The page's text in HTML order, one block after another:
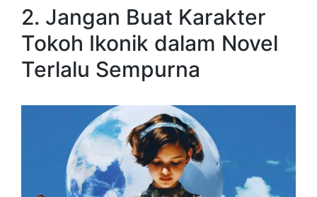
2. Jangan Buat Karakter
Tokoh Ikonik dalam Novel
Terlalu Sempurna